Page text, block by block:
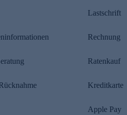
Lastschrift
Rechnung
Ratenkauf
Kreditkarte
Apple Pay